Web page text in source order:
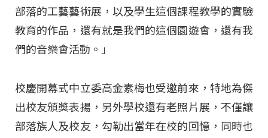
部落的工藝藝術展，以及學生這個課程教學的實驗
教育的作品，還有就是我們的這個園遊會，還有我
們的音樂會活動。」
校慶開幕式中立委高金素梅也受邀前來，特地為傑
出校友頒獎表揚，另外學校還有老照片展，不僅讓
部落族人及校友，勾勒出當年在校的回憶，同時也